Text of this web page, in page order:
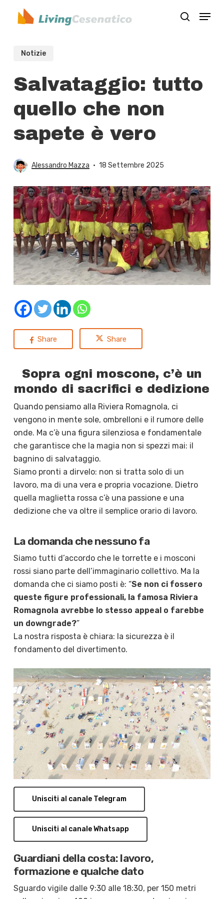
search
Menu
Notizie
Salvataggio: tutto
quello che non
sapete è vero
Alessandro Mazza 18 Settembre 2025
Share Share
Sopra ogni moscone, c’è un
mondo di sacrifici e dedizione
Quando pensiamo alla Riviera Romagnola, ci
vengono in mente sole, ombrelloni e il rumore delle
onde. Ma c’è una figura silenziosa e fondamentale
che garantisce che la magia non si spezzi mai: il
bagnino di salvataggio.
Siamo pronti a dirvelo: non si tratta solo di un
lavoro, ma di una vera e propria vocazione. Dietro
quella maglietta rossa c’è una passione e una
dedizione che va oltre il semplice orario di lavoro.
La domanda che nessuno fa
Siamo tutti d’accordo che le torrette e i mosconi
rossi siano parte dell’immaginario collettivo. Ma la
domanda che ci siamo posti è: “Se non ci fossero
queste figure professionali, la famosa Riviera
Romagnola avrebbe lo stesso appeal o farebbe
un downgrade?”
La nostra risposta è chiara: la sicurezza è il
fondamento del divertimento.
Unisciti al canale Telegram
Unisciti al canale Whatsapp
Guardiani della costa: lavoro,
formazione e qualche dato
Sguardo vigile dalle 9:30 alle 18:30, per 150 metri